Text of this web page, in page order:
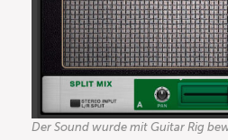
Der Sound wurde mit Guitar Rig